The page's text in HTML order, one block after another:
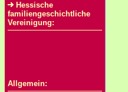
Hessische
familiengeschichtliche
Vereinigung:
Allgemein: